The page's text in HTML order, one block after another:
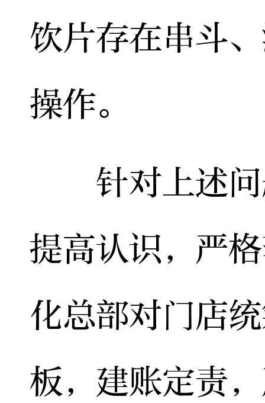
饮片存在串斗
操作。
针对上述问
提高认识，严
化总部对门店
板，建账定责